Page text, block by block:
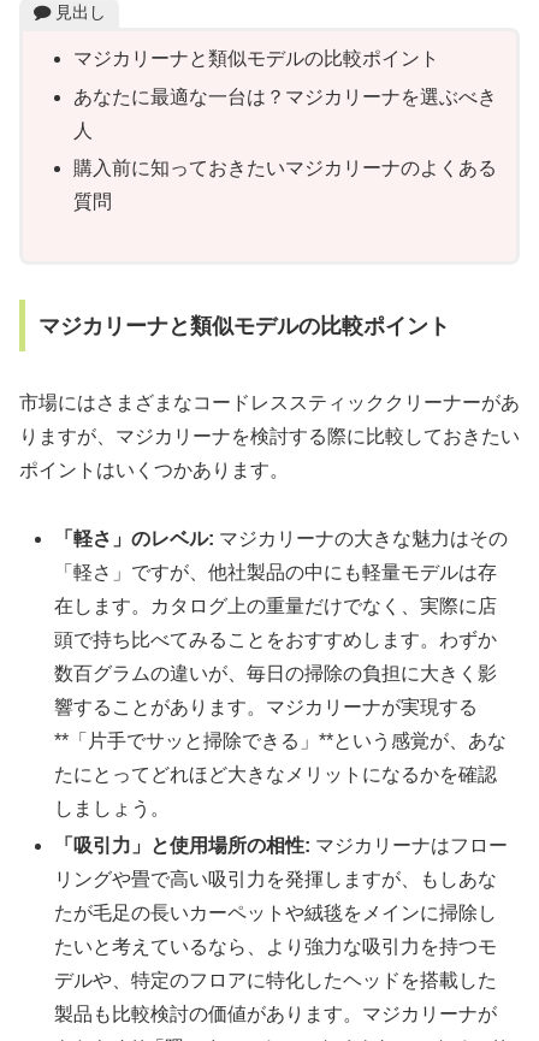
見出し
マジカリーナと類似モデルの比較ポイント
あなたに最適な一台は？マジカリーナを選ぶべき
人
購入前に知っておきたいマジカリーナのよくある
質問
マジカリーナと類似モデルの比較ポイント
市場にはさまざまなコードレススティッククリーナーがあ
りますが、マジカリーナを検討する際に比較しておきたい
ポイントはいくつかあります。
「軽さ」のレベル: マジカリーナの大きな魅力はその
「軽さ」ですが、他社製品の中にも軽量モデルは存
在します。カタログ上の重量だけでなく、実際に店
頭で持ち比べてみることをおすすめします。わずか
数百グラムの違いが、毎日の掃除の負担に大きく影
響することがあります。マジカリーナが実現する
**「片手でサッと掃除できる」**という感覚が、あな
たにとってどれほど大きなメリットになるかを確認
しましょう。
「吸引力」と使用場所の相性: マジカリーナはフロー
リングや畳で高い吸引力を発揮しますが、もしあな
たが毛足の長いカーペットや絨毯をメインに掃除し
たいと考えているなら、より強力な吸引力を持つモ
デルや、特定のフロアに特化したヘッドを搭載した
製品も比較検討の価値があります。マジカリーナが